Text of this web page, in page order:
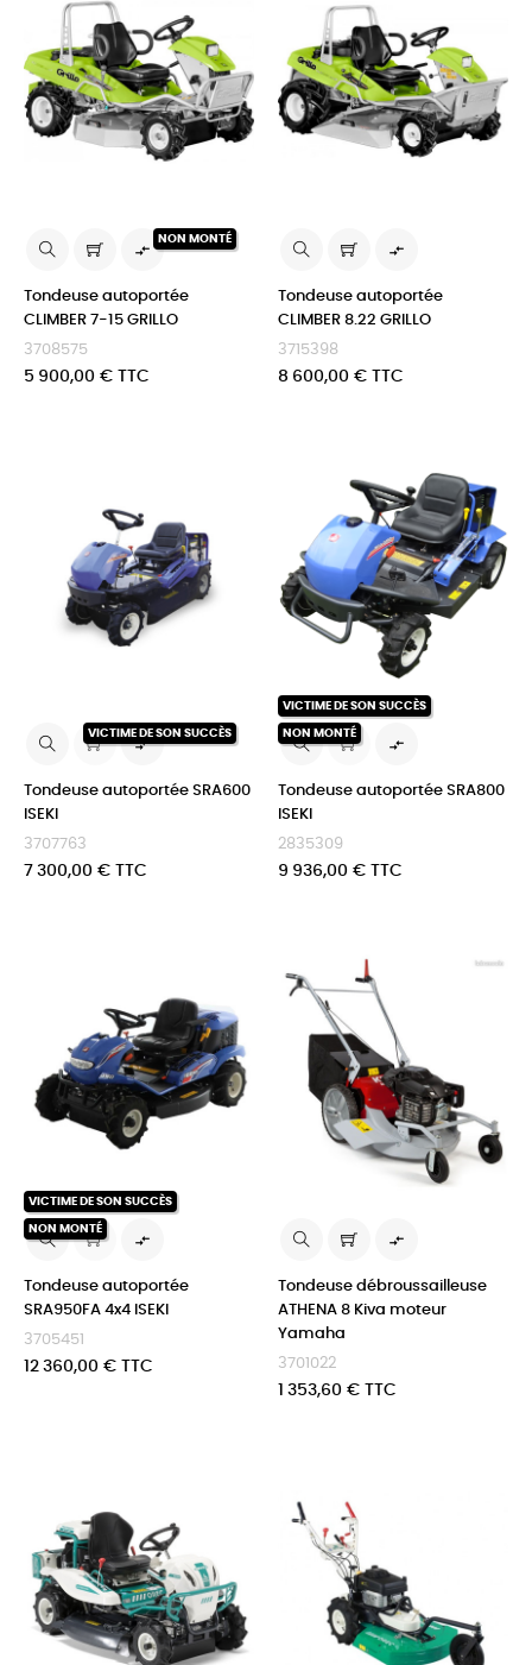
NON MONTÉ

Tondeuse autoportée
CLIMBER 7-15 GRILLO
3708575
Prix
5 900,00 € TTC

Tondeuse autoportée
CLIMBER 8.22 GRILLO
3715398
Prix
8 600,00 € TTC
VICTIME DE SON SUCCÈS

Tondeuse autoportée SRA600
ISEKI
3707763
Prix
7 300,00 € TTC
VICTIME DE SON SUCCÈS
NON MONTÉ

Tondeuse autoportée SRA800
ISEKI
2835309
Prix
9 936,00 € TTC
VICTIME DE SON SUCCÈS
NON MONTÉ

Tondeuse autoportée
SRA950FA 4x4 ISEKI
3705451
Prix
12 360,00 € TTC

Tondeuse débroussailleuse
ATHENA 8 Kiva moteur
Yamaha
3701022
Prix
1 353,60 € TTC